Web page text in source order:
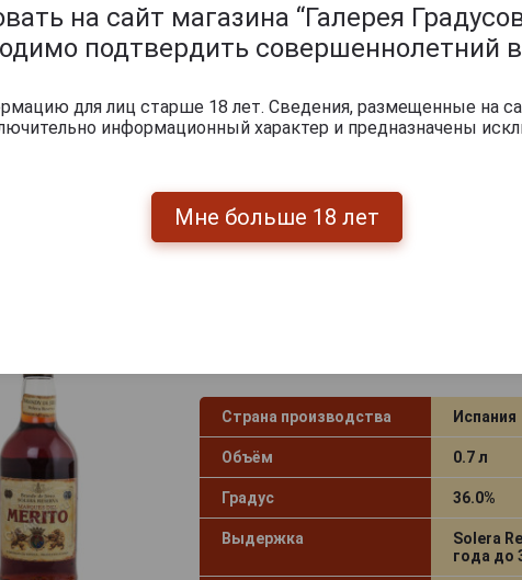
Сорта винограда Айрен,
Артикул 71731
3 377руб.
Страна производства Испания
Объём 0.7 л
Градус 36.0%
Выдержка
Solera
года до
на сайт магазина “Галерея
подтвердить совершеннолетний
для лиц старше 18 лет. Сведения, размещенные на
информационный характер и предназначены
Мне больше 18 лет